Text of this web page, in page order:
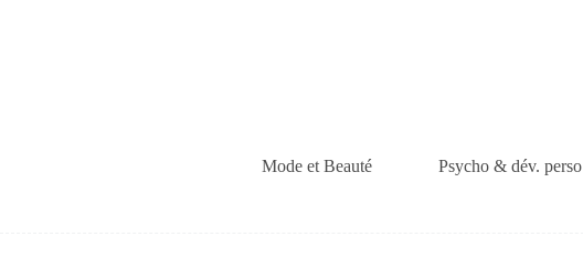
Mode et Beauté Psycho & dév. perso